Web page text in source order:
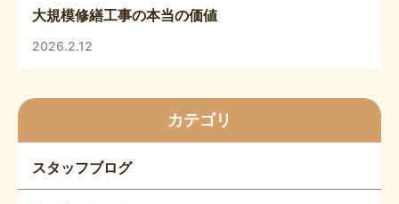
大規模修繕工事の本当の価値
2026.2.12
カテゴリ
スタッフブログ